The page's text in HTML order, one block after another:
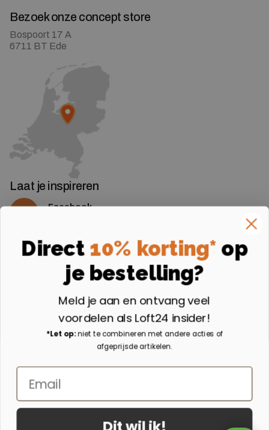
Bezoek onze concept store
Bospoort 17 A
6711 BT Ede
Laat je inspireren
Facebook
Instagram
Volg ons op Instagram
Aangesloten bij
Direct 10% korting* op
je bestelling?
Meld je aan en ontvang veel
voordelen als Loft24 insider!
*Let op:niet te combineren met andere acties of
afgeprijsde artikelen.
Email